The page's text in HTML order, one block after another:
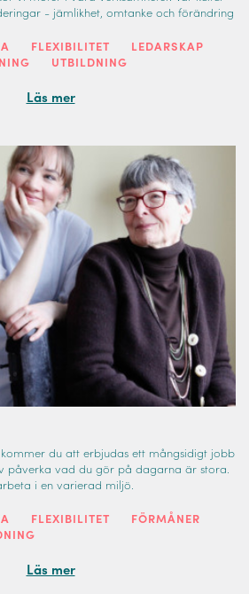
- jämlikhet, omtanke och förändring
FLEXIBILITET
LEDARSKAP
UTBILDNING
Läs mer
du att erbjudas ett mångsidigt jobb
påverka vad du gör på dagarna är stora.
i en varierad miljö.
FLEXIBILITET
FÖRMÅNER
Läs mer